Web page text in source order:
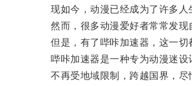
现如今，动漫已经成为了许多人
然而，很多动漫爱好者常常发现
但是，有了哔咔加速器，这一切
哔咔加速器是一种专为动漫迷设
不再受地域限制，跨越国界，尽